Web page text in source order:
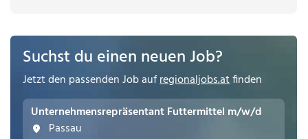
Suchst du einen neuen Job?
Jetzt den passenden Job aufregionaljobs.atfinden
Unternehmensrepräsentant Futtermittel m/w/d
Passau